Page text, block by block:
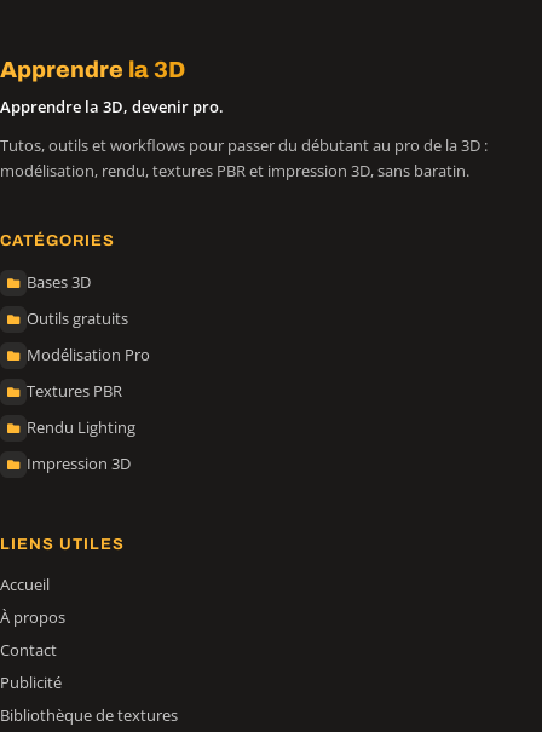
Apprendre la 3D
Apprendre la 3D, devenir pro.
Tutos, outils et workflows pour passer du débutant au pro de la 3D :
modélisation, rendu, textures PBR et impression 3D, sans baratin.
CATÉGORIES
Bases 3D
Outils gratuits
Modélisation Pro
Textures PBR
Rendu Lighting
Impression 3D
LIENS UTILES
Accueil
À propos
Contact
Publicité
Bibliothèque de textures